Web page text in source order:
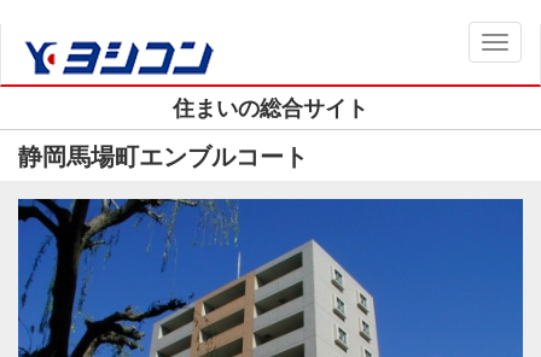
住まいの総合サイト
静岡馬場町エンブルコート